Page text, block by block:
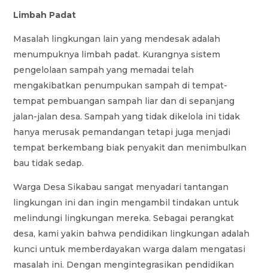
Limbah Padat
Masalah lingkungan lain yang mendesak adalah
menumpuknya limbah padat. Kurangnya sistem
pengelolaan sampah yang memadai telah
mengakibatkan penumpukan sampah di tempat-
tempat pembuangan sampah liar dan di sepanjang
jalan-jalan desa. Sampah yang tidak dikelola ini tidak
hanya merusak pemandangan tetapi juga menjadi
tempat berkembang biak penyakit dan menimbulkan
bau tidak sedap.
Warga Desa Sikabau sangat menyadari tantangan
lingkungan ini dan ingin mengambil tindakan untuk
melindungi lingkungan mereka. Sebagai perangkat
desa, kami yakin bahwa pendidikan lingkungan adalah
kunci untuk memberdayakan warga dalam mengatasi
masalah ini. Dengan mengintegrasikan pendidikan